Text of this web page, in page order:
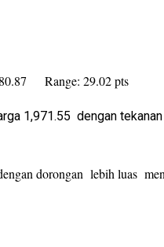
Range: 29.02 pts
1,971.55 dengan
dorongan lebih luas